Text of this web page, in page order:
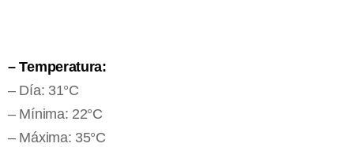
– Temperatura:
– Día: 31°C
– Mínima: 22°C
– Máxima: 35°C